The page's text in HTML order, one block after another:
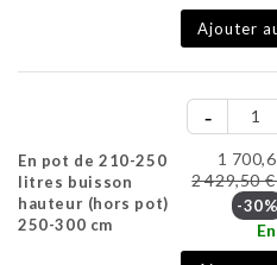
Ajouter
En pot de 210-250
litres buisson
hauteur (hors pot)
250-300 cm
1
2 429,50
-30%